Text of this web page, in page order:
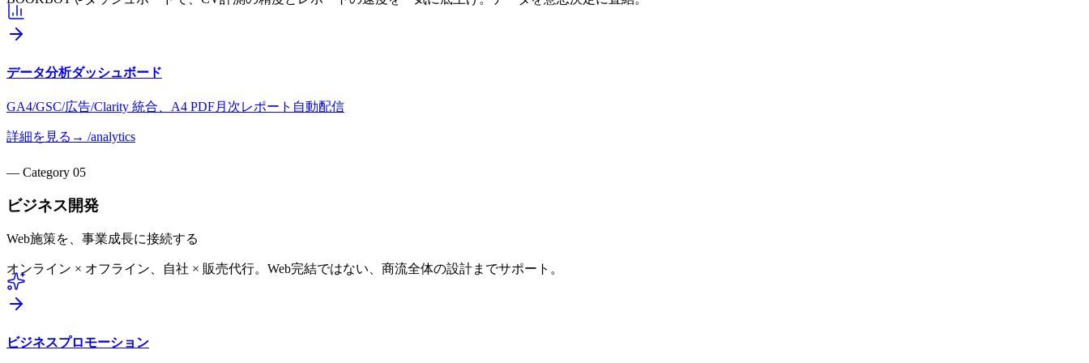
データ分析ダッシュボード
GA4/GSC/広告/Clarity 統合、A4 PDF月次レポート自動配信
詳細を見る → /analytics
— Category 05
ビジネス開発
Web施策を、事業成長に接続する
オンライン × オフライン、自社 × 販売代行。Web完結ではない、商流全体の設計までサポート。
ビジネスプロモーション